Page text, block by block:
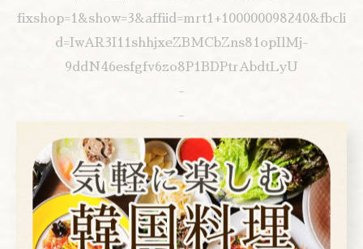
fixshop=1&show=3&affiid=mrt1+100000098240&fbcli
d=IwAR3I11shhjxeZBMCbZns81opIlMj-
9ddN46esfgfv6zo8P1BDPtrAbdtLyU
-
-
---------------------------------------------------
-------------------